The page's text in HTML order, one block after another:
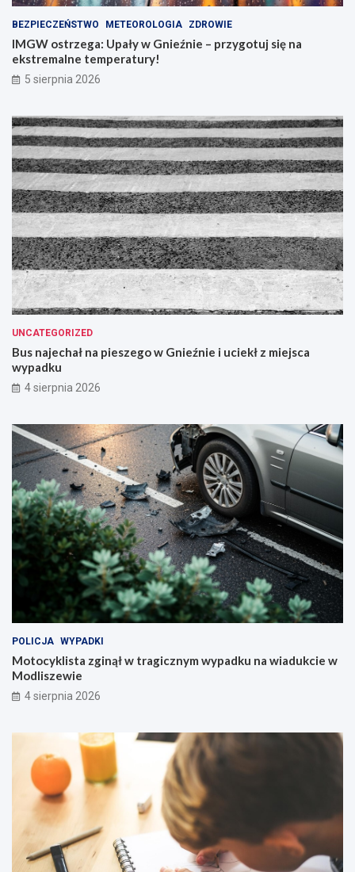
BEZPIECZEŃSTWO METEOROLOGIA ZDROWIE
IMGW ostrzega: Upały w Gnieźnie – przygotuj się na
ekstremalne temperatury!
5 sierpnia 2026
UNCATEGORIZED
Bus najechał na pieszego w Gnieźnie i uciekł z miejsca
wypadku
4 sierpnia 2026
POLICJA WYPADKI
Motocyklista zginął w tragicznym wypadku na wiadukcie w
Modliszewie
4 sierpnia 2026